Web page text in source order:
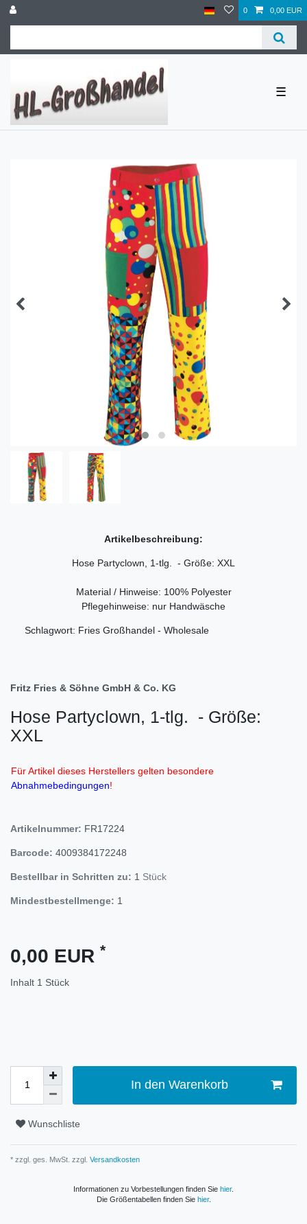
0 0,00 EUR
☰
Artikelbeschreibung:
Hose Partyclown, 1-tlg. - Größe: XXL
Material / Hinweise: 100% Polyester
Pflegehinweise: nur Handwäsche
Schlagwort: Fries Großhandel - Wholesale
Fritz Fries & Söhne GmbH & Co. KG
Hose Partyclown, 1-tlg. - Größe:
XXL
Für Artikel dieses Herstellers gelten besondere
Abnahmebedingungen!
Artikelnummer: FR17224
Barcode: 4009384172248
Bestellbar in Schritten zu: 1 Stück
Mindestbestellmenge: 1
0,00 EUR *
Inhalt 1 Stück
In den Warenkorb
Wunschliste
* zzgl. ges. MwSt. zzgl. Versandkosten
Informationen zu Vorbestellungen finden Sie hier.
Die Größentabellen finden Sie hier.